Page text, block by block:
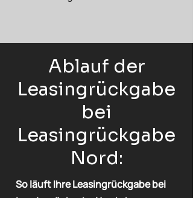
Ablauf der
Leasingrückgabe
bei
Leasingrückgabe
Nord:
So läuft Ihre Leasingrückgabe bei